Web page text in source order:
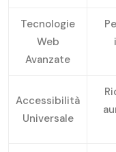
Tecnologie
Web
Avanzate
Accessibilità
Universale